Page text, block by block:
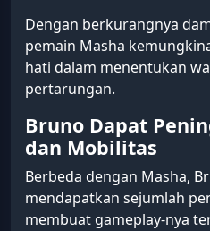
Dengan berkurangnya
pemain Masha
hati dalam menentukan
pertarungan.
Bruno Dapat
dan Mobilitas
Berbeda dengan Masha,
mendapatkan sejumlah
membuat gameplay-nya